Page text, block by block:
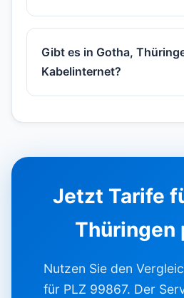
Gibt es in Gotha,
Kabelinternet?
Jetzt Tarife
Thüringen
Nutzen Sie den
für PLZ 99867. Der